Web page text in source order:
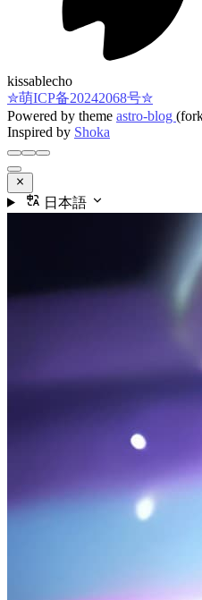
歴
kissablecho
✮萌ICP备20242068号✮
Powered by theme astro-blog
Inspired by Shoka
日本語